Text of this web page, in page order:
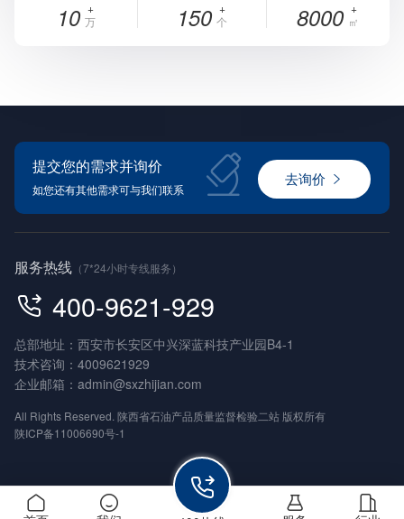
10 万 150 个 8000 ㎡
提交您的需求并询价
如您还有其他需求可与我们联系
去询价
服务热线 （7*24小时专线服务）
400-9621-929
总部地址：西安市长安区中兴深蓝科技产业园B4-1
技术咨询： 4009621929
企业邮箱： admin@sxzhijian.com
All Rights Reserved. 陕西省石油产品质量监督检验二站 版权所有
陕ICP备11006690号-1